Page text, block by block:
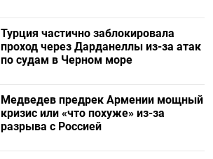
Турция частично заблокировала
проход через Дарданеллы из-за атак
по судам в Черном море
Медведев предрек Армении мощный
кризис или «что похуже» из-за
разрыва с Россией